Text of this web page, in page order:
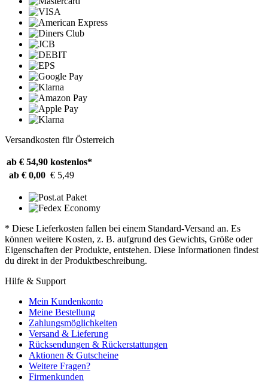
Versandkosten für Österreich
ab € 54,90 kostenlos*
ab € 0,00 € 5,49
* Diese Lieferkosten fallen bei einem Standard-Versand an. Es
können weitere Kosten, z. B. aufgrund des Gewichts, Größe oder
Eigenschaften der Produkte, entstehen. Diese Informationen findest
du direkt in der Produktbeschreibung.
Hilfe & Support
Mein Kundenkonto
Meine Bestellung
Zahlungsmöglichkeiten
Versand & Lieferung
Rücksendungen & Rückerstattungen
Aktionen & Gutscheine
Weitere Fragen?
Firmenkunden